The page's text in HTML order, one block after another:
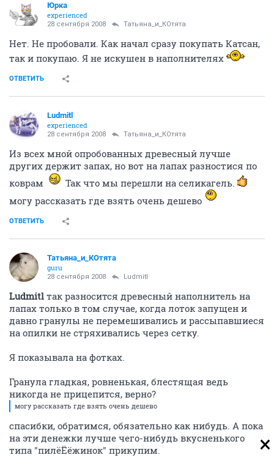
Юрка
experienced
28 сентября 2008 Татьяна_и_КОтята
Нет. Не пробовали. Как начал сразу покупать Катсан,
так и покупаю. Я не искушен в наполнителях
ОТВЕТИТЬ
Ludmitl
experienced
28 сентября 2008 Татьяна_и_КОтята
Из всех мной опробованных древесный лучше
других держит запах, но вот на лапах разностися по
коврам
Так что мы перешли на селикагель.
могу рассказать где взять очень дешево
ОТВЕТИТЬ
Татьяна_и_КОтята
guru
28 сентября 2008 Ludmitl
Ludmitl так разносится древесный наполнитель на
лапах только в том случае, когда лоток запущен и
давно гранулы не перемешивались и рассыпавшиеся
на опилки не стряхивались через сетку.
Я показывала на фотках.
Гранула гладкая, ровненькая, блестящая ведь
никогда не прицепится, верно?
могу рассказать где взять очень дешево
спасибки, обратимся, обязательно как нибудь. А пока
на эти денежки лучше чего-нибудь вкусненького
типа "пилёЁёжинок" прикупим.